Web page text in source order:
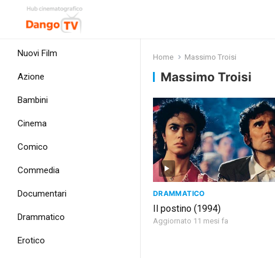
Nuovi Film
Azione
Bambini
Cinema
Comico
Commedia
Documentari
Drammatico
Erotico
Home Massimo Troisi
Massimo Troisi
DRAMMATICO
Il postino (1994)
Aggiornato 11 mesi fa